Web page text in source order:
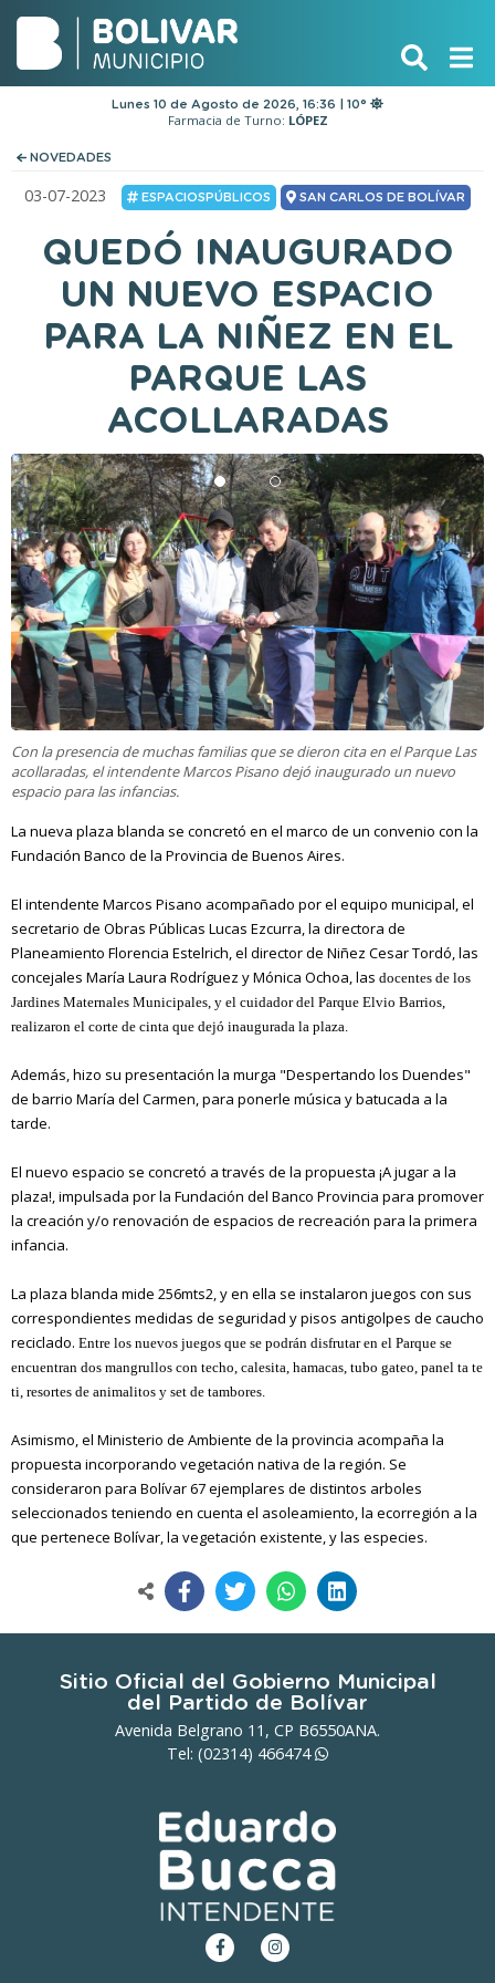
Lunes 10 de Agosto de 2026, 16:36 | 10°
Farmacia de Turno: LÓPEZ
NOVEDADES
03-07-2023 ESPACIOSPÚBLICOS SAN CARLOS DE BOLÍVAR
QUEDÓ INAUGURADO
UN NUEVO ESPACIO
PARA LA NIÑEZ EN EL
PARQUE LAS
ACOLLARADAS
Con la presencia de muchas familias que se dieron cita en el Parque Las
acollaradas, el intendente Marcos Pisano dejó inaugurado un nuevo
espacio para las infancias.
La nueva plaza blanda se concretó en el marco de un convenio con la
Fundación Banco de la Provincia de Buenos Aires.
El intendente Marcos Pisano acompañado por el equipo municipal, el
secretario de Obras Públicas Lucas Ezcurra, la directora de
Planeamiento Florencia Estelrich, el director de Niñez Cesar Tordó, las
concejales María Laura Rodríguez y Mónica Ochoa, las docentes de los
Jardines Maternales Municipales, y el cuidador del Parque Elvio Barrios,
realizaron el corte de cinta que dejó inaugurada la plaza.
Además, hizo su presentación la murga "Despertando los Duendes"
de barrio María del Carmen, para ponerle música y batucada a la
tarde.
El nuevo espacio se concretó a través de la propuesta ¡A jugar a la
plaza!, impulsada por la Fundación del Banco Provincia para promover
la creación y/o renovación de espacios de recreación para la primera
infancia.
La plaza blanda mide 256mts2, y en ella se instalaron juegos con sus
correspondientes medidas de seguridad y pisos antigolpes de caucho
reciclado. Entre los nuevos juegos que se podrán disfrutar en el Parque se
encuentran dos mangrullos con techo, calesita, hamacas, tubo gateo, panel ta te
ti, resortes de animalitos y set de tambores.
Asimismo, el Ministerio de Ambiente de la provincia acompaña la
propuesta incorporando vegetación nativa de la región. Se
consideraron para Bolívar 67 ejemplares de distintos arboles
seleccionados teniendo en cuenta el asoleamiento, la ecorregión a la
que pertenece Bolívar, la vegetación existente, y las especies.
Sitio Oficial del Gobierno Municipal
del Partido de Bolívar
Avenida Belgrano 11, CP B6550ANA.
Tel: (02314) 466474